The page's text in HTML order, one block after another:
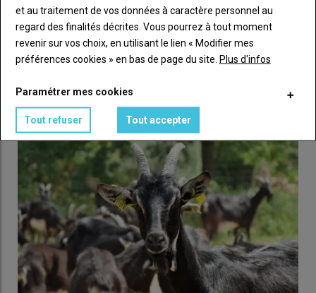
Prix du lait de chèvre en légère hausse au premier
trimestre 2026, taux en retrait
Le prix payé du lait de chèvre est en très légère hausse au
premier trimestre 2026, à 956 €/1 000 l en moyenne. En…
et au traitement de vos données à caractère personnel au
regard des finalités décrites. Vous pourrez à tout moment
revenir sur vos choix, en utilisant le lien « Modifier mes
préférences cookies » en bas de page du site. Plus d'infos
Paramétrer mes cookies
Tout refuser Tout accepter